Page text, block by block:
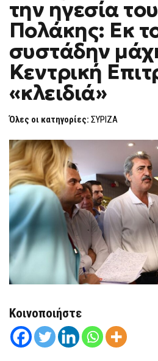
ΓΙΑ
ΤΗΝ
ΗΓΕΣΊΑ
ΤΟΥ
ΣΥΡΙΖΑ
Ο
ΠΟΛΆΚΗΣ:
ΕΚ
ΚΕΝΤΡΙΚΉ
ΤΑ
«ΚΛΕΙΔΙΆ»
την ηγεσία
Πολάκης: Εκ
συστάδην
Κεντρική
«κλειδιά»
Όλες οι κατηγορίες: ΣΥΡΙΖΑ
Κοινοποιήστε